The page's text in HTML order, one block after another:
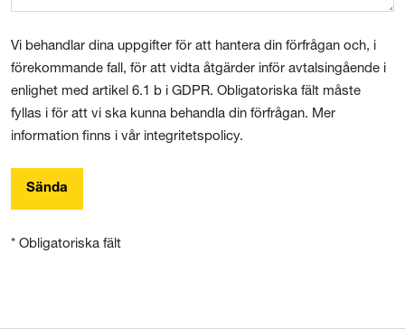
Vi behandlar dina uppgifter för att hantera din förfrågan och, i
förekommande fall, för att vidta åtgärder inför avtalsingående i
enlighet med artikel 6.1 b i GDPR. Obligatoriska fält måste
fyllas i för att vi ska kunna behandla din förfrågan. Mer
information finns i vår integritetspolicy.
Sända
* Obligatoriska fält